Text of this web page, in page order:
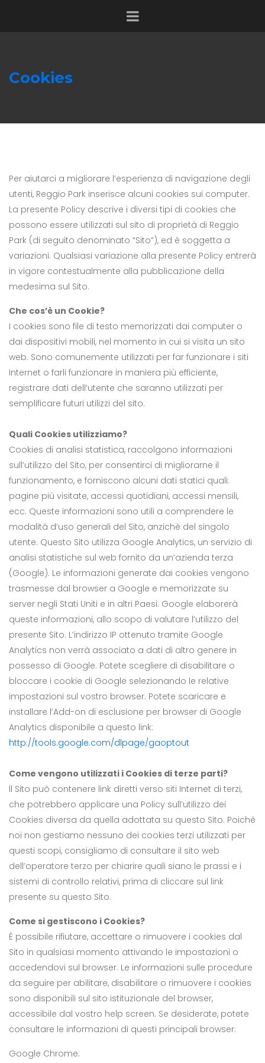
Cookies
Per aiutarci a migliorare l’esperienza di navigazione degli
utenti, Reggio Park inserisce alcuni cookies sui computer.
La presente Policy descrive i diversi tipi di cookies che
possono essere utilizzati sul sito di proprietà di Reggio
Park (di seguito denominato “Sito”), ed è soggetta a
variazioni. Qualsiasi variazione alla presente Policy entrerà
in vigore contestualmente alla pubblicazione della
medesima sul Sito.
Che cos’è un Cookie?
I cookies sono file di testo memorizzati dai computer o
dai dispositivi mobili, nel momento in cui si visita un sito
web. Sono comunemente utilizzati per far funzionare i siti
Internet o farli funzionare in maniera più efficiente,
registrare dati dell’utente che saranno utilizzati per
semplificare futuri utilizzi del sito.
Quali Cookies utilizziamo?
Cookies di analisi statistica, raccolgono informazioni
sull’utilizzo del Sito, per consentirci di migliorarne il
funzionamento, e forniscono alcuni dati statici quali:
pagine più visitate, accessi quotidiani, accessi mensili,
ecc. Queste informazioni sono utili a comprendere le
modalità d’uso generali del Sito, anzichè del singolo
utente. Questo Sito utilizza Google Analytics, un servizio di
analisi statistiche sul web fornito da un’azienda terza
(Google). Le informazioni generate dai cookies vengono
trasmesse dal browser a Google e memorizzate su
server negli Stati Uniti e in altri Paesi. Google elaborerà
queste informazioni, allo scopo di valutare l’utilizzo del
presente Sito. L’indirizzo IP ottenuto tramite Google
Analytics non verrà associato a dati di altro genere in
possesso di Google. Potete scegliere di disabilitare o
bloccare i cookie di Google selezionando le relative
impostazioni sul vostro browser. Potete scaricare e
installare l’Add-on di esclusione per browser di Google
Analytics disponibile a questo link:
http://tools.google.com/dlpage/gaoptout
Come vengono utilizzati i Cookies di terze parti?
ll Sito può contenere link diretti verso siti Internet di terzi,
che potrebbero applicare una Policy sull’utilizzo dei
Cookies diversa da quella adottata su questo Sito. Poichè
noi non gestiamo nessuno dei cookies terzi utilizzati per
questi scopi, consigliamo di consultare il sito web
dell’operatore terzo per chiarire quali siano le prassi e i
sistemi di controllo relativi, prima di cliccare sul link
presente su questo Sito.
Come si gestiscono i Cookies?
È possibile rifiutare, accettare o rimuovere i cookies dal
Sito in qualsiasi momento attivando le impostazioni o
accedendovi sul browser. Le informazioni sulle procedure
da seguire per abilitare, disabilitare o rimuovere i cookies
sono disponibili sul sito istituzionale del browser,
accessibile dal vostro help screen. Se desiderate, potete
consultare le informazioni di questi principali browser:
Google Chrome: